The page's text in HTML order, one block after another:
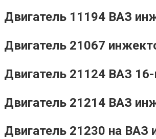
Двигатель 11194 ВАЗ
Двигатель 21067
Двигатель 21124 ВАЗ
Двигатель 21214 ВАЗ
Двигатель 21230 на ВАЗ